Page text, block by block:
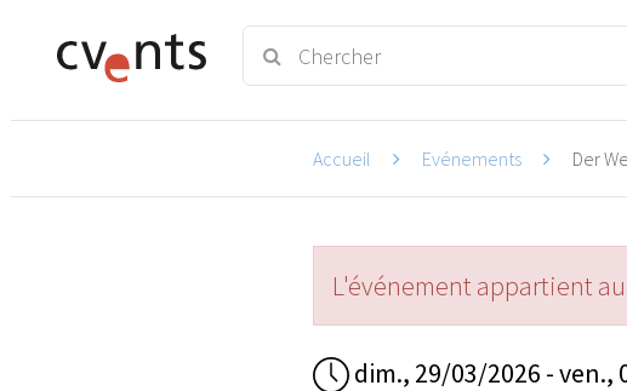
Accueil Evénements Der
L'événement appartient
dim., 29/03/2026 - ven.,